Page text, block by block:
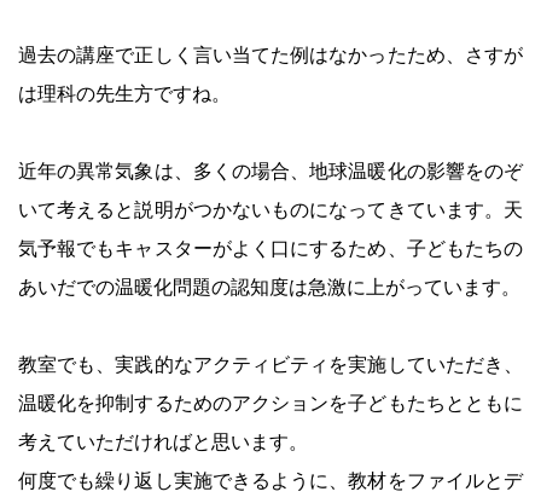
過去の講座で正しく言い当てた例はなかったため、さすが
は理科の先生方ですね。
近年の異常気象は、多くの場合、地球温暖化の影響をのぞ
いて考えると説明がつかないものになってきています。天
気予報でもキャスターがよく口にするため、子どもたちの
あいだでの温暖化問題の認知度は急激に上がっています。
教室でも、実践的なアクティビティを実施していただき、
温暖化を抑制するためのアクションを子どもたちとともに
考えていただければと思います。
何度でも繰り返し実施できるように、教材をファイルとデ